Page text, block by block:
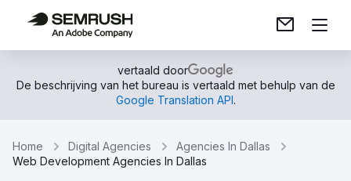
vertaald door
De beschrijving van het bureau is vertaald met behulp van de
Google Translation API.
Home Digital Agencies
Agencies In Dallas
Web Development Agencies In Dallas